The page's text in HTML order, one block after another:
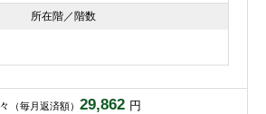
所在階／階数
（毎月返済額） 29,862 円